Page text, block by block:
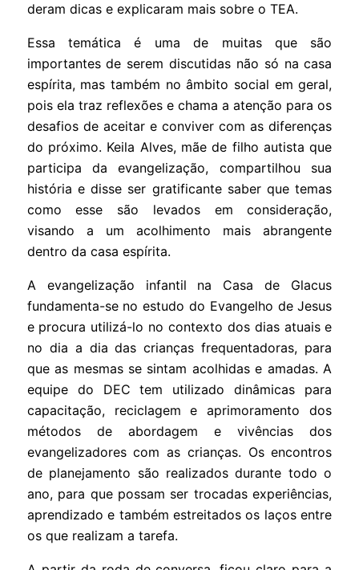
deram dicas e explicaram mais sobre o TEA.
Essa temática é uma de muitas que são
importantes de serem discutidas não só na casa
espírita, mas também no âmbito social em geral,
pois ela traz reflexões e chama a atenção para os
desafios de aceitar e conviver com as diferenças
do próximo. Keila Alves, mãe de filho autista que
participa da evangelização, compartilhou sua
história e disse ser gratificante saber que temas
como esse são levados em consideração,
visando a um acolhimento mais abrangente
dentro da casa espírita.
A evangelização infantil na Casa de Glacus
fundamenta-se no estudo do Evangelho de Jesus
e procura utilizá-lo no contexto dos dias atuais e
no dia a dia das crianças frequentadoras, para
que as mesmas se sintam acolhidas e amadas. A
equipe do DEC tem utilizado dinâmicas para
capacitação, reciclagem e aprimoramento dos
métodos de abordagem e vivências dos
evangelizadores com as crianças. Os encontros
de planejamento são realizados durante todo o
ano, para que possam ser trocadas experiências,
aprendizado e também estreitados os laços entre
os que realizam a tarefa.